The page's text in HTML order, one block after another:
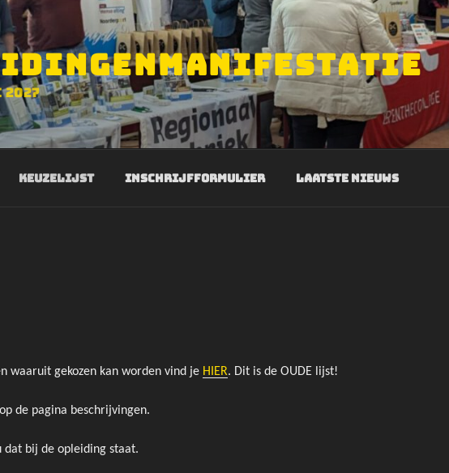
2027
Keuzelijst Inschrijfformulier Laatste nieuws
waaruit gekozen kan worden vind je HIER. Dit is de OUDE lijst!
de pagina beschrijvingen.
dat bij de opleiding staat.